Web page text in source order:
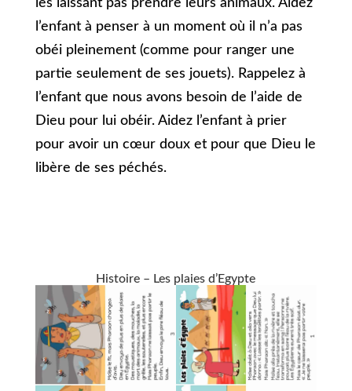
les laissant pas prendre leurs animaux. Aidez
l’enfant à penser à un moment où il n’a pas
obéi pleinement (comme pour ranger une
partie seulement de ses jouets). Rappelez à
l’enfant que nous avons besoin de l’aide de
Dieu pour lui obéir. Aidez l’enfant à prier
pour avoir un cœur doux et pour que Dieu le
libère de ses péchés.
Histoire – Les plaies d’Egypte